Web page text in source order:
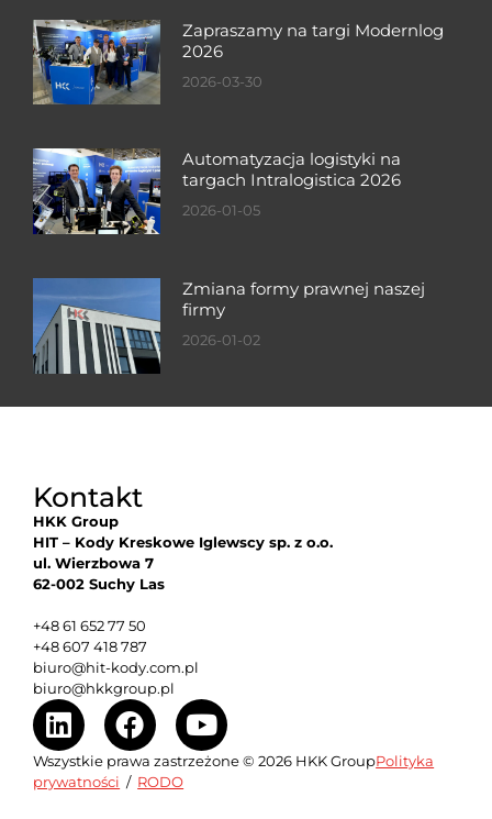
Zapraszamy na targi Modernlog
2026
2026-03-30
Automatyzacja logistyki na
targach Intralogistica 2026
2026-01-05
Zmiana formy prawnej naszej
firmy
2026-01-02
Kontakt
HKK Group
HIT – Kody Kreskowe Iglewscy sp. z o.o.
ul. Wierzbowa 7
62-002 Suchy Las
+48 61 652 77 50
+48 607 418 787
biuro@hit-kody.com.pl
biuro@hkkgroup.pl
Wszystkie prawa zastrzeżone © 2026 HKK GroupPolityka
prywatności / RODO